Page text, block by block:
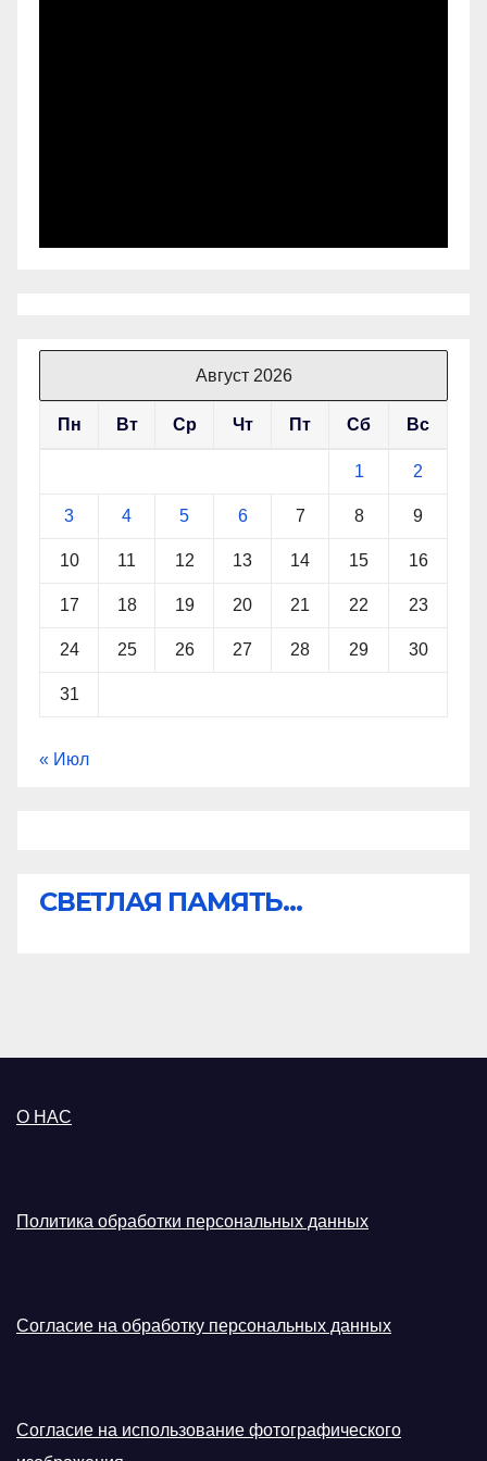
Август 2026
Пн Вт Ср Чт Пт Сб Вс
1 2
3 4 5 6 7 8 9
10 11 12 13 14 15 16
17 18 19 20 21 22 23
24 25 26 27 28 29 30
31
« Июл
СВЕТЛАЯ ПАМЯТЬ...
О НАС
Политика обработки персональных данных
Согласие на обработку персональных данных
Согласие на использование фотографического